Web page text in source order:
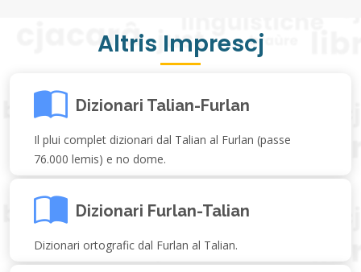
Altris Imprescj
Dizionari Talian-Furlan
Il plui complet dizionari dal Talian al Furlan (passe
76.000 lemis) e no dome.
Dizionari Furlan-Talian
Dizionari ortografic dal Furlan al Talian.